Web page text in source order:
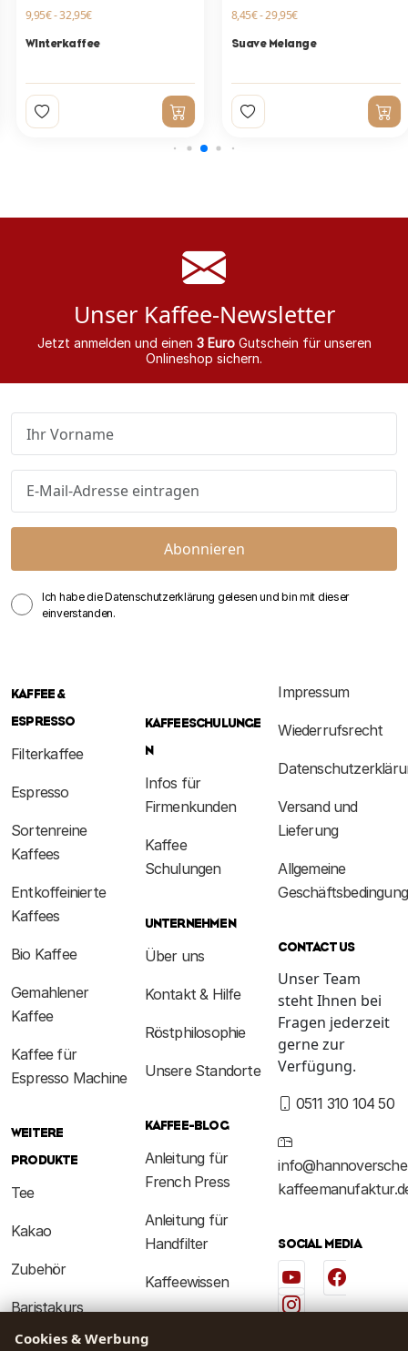
9,95€ - 32,95€
Winterkaffee
8,45€ - 29,95€
Suave Melange
Unser Kaffee-Newsletter
Jetzt anmelden und einen 3 EuroGutschein für unseren
Onlineshop sichern.
Abonnieren
Ich habe die Datenschutzerklärung gelesen und bin mit dieser
einverstanden.
KAFFEE &
ESPRESSO
Filterkaffee
Espresso
Sortenreine
Kaffees
Entkoffeinierte
Kaffees
Bio Kaffee
Gemahlener
Kaffee
Kaffee für
Espresso Machine
WEITERE
PRODUKTE
Tee
Kakao
Zubehör
Baristakurs
Kaffeeerlebnis
KAFFEESCHULUNGE
N
Infos für
Firmenkunden
Kaffee
Schulungen
UNTERNEHMEN
Über uns
Kontakt & Hilfe
Röstphilosophie
Unsere Standorte
KAFFEE-BLOG
Anleitung für
French Press
Anleitung für
Handfilter
Kaffeewissen
RECHTLICHES
Impressum
Wiederrufsrecht
Versand und
Lieferung
Allgemeine
CONTACT US
Unser Team
steht Ihnen bei
Fragen jederzeit
gerne zur
Verfügung.
0511 310 104 50
SOCIAL MEDIA
Cookies & Werbung